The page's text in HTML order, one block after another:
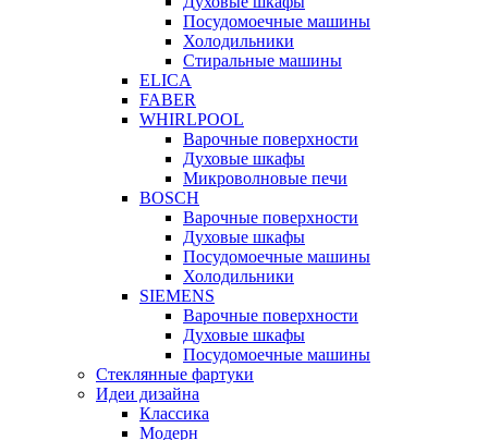
Посудомоечные машины
Холодильники
Стиральные машины
ELICA
FABER
WHIRLPOOL
Варочные поверхности
Духовые шкафы
Микроволновые печи
BOSCH
Варочные поверхности
Духовые шкафы
Посудомоечные машины
Холодильники
SIEMENS
Варочные поверхности
Духовые шкафы
Посудомоечные машины
Стеклянные фартуки
Идеи дизайна
Класcика
Модерн